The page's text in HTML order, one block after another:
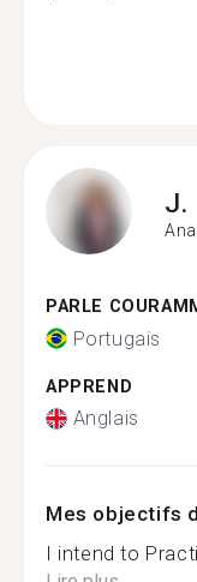
J.
PARLE
Portugais
APPREND
Anglais
Mes objectifs
I intend to